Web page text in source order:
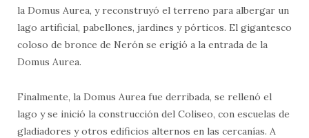
la Domus Aurea, y reconstruyó el terreno para albergar un
lago artificial, pabellones, jardines y pórticos. El gigantesco
coloso de bronce de Nerón se erigió a la entrada de la
Domus Aurea.
Finalmente, la Domus Aurea fue derribada, se rellenó el
lago y se inició la construcción del Coliseo, con escuelas de
gladiadores y otros edificios alternos en las cercanías. A